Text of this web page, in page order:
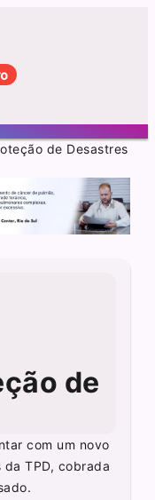
de Desastres
de
com um novo
TPD, cobrada